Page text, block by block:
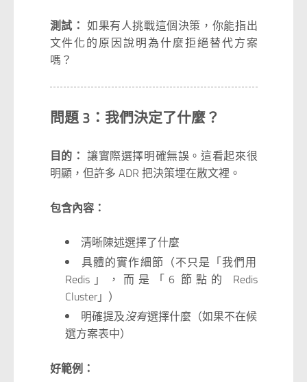
測試： 如果有人挑戰這個決策，你能指出
文件化的原因說明為什麼拒絕替代方案
嗎？
問題 3：我們決定了什麼？
目的： 讓實際選擇明確無誤。這看起來很
明顯，但許多 ADR 把決策埋在散文裡。
包含內容：
清晰陳述選擇了什麼
具體的實作細節（不只是「我們用
Redis」，而是「6 節點的 Redis
Cluster」）
明確提及沒有選擇什麼（如果不在候
選方案表中）
好範例：